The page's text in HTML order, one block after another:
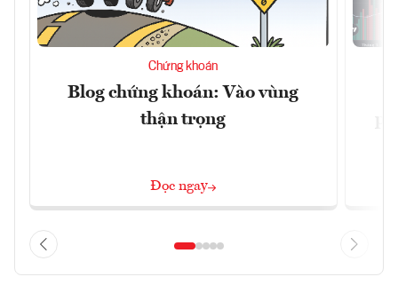
Chứng khoán
Blog chứng khoán: Vào vùng
thận trọng
Đọc ngay